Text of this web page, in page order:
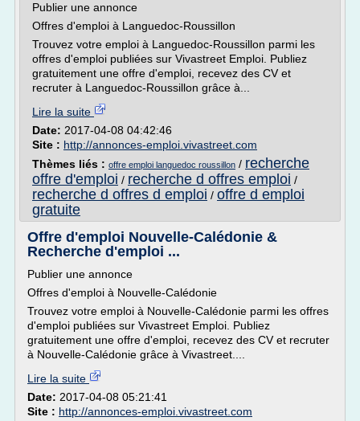
Publier une annonce
Offres d'emploi à Languedoc-Roussillon
Trouvez votre emploi à Languedoc-Roussillon parmi les
offres d'emploi publiées sur Vivastreet Emploi. Publiez
gratuitement une offre d'emploi, recevez des CV et
recruter à Languedoc-Roussillon grâce à...
Lire la suite
Date: 2017-04-08 04:42:46
Site : http://annonces-emploi.vivastreet.com
Thèmes liés : offre emploi languedoc roussillon / recherche
offre d'emploi / recherche d offres emploi /
recherche d offres d emploi / offre d emploi
gratuite
Offre d'emploi Nouvelle-Calédonie &
Recherche d'emploi ...
Publier une annonce
Offres d'emploi à Nouvelle-Calédonie
Trouvez votre emploi à Nouvelle-Calédonie parmi les offres
d'emploi publiées sur Vivastreet Emploi. Publiez
gratuitement une offre d'emploi, recevez des CV et recruter
à Nouvelle-Calédonie grâce à Vivastreet....
Lire la suite
Date: 2017-04-08 05:21:41
Site : http://annonces-emploi.vivastreet.com